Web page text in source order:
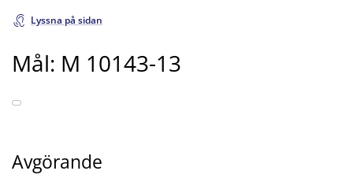
Lyssna på sidan
Mål: M 10143-13
Avgörande